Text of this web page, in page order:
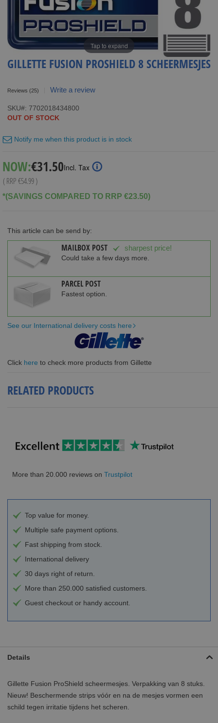
Tap to expand
GILLETTE FUSION PROSHIELD 8 SCHEERMESJES
Reviews (25) Write a review
SKU
7702018434800
OUT OF STOCK
Notify me when this product is in stock
NOW: Special
Price
€31.50Incl. Tax
( RRP€54.99)
*(SAVINGS COMPARED TO RRP €23.50)
This article can be send by:
MAILBOX POST sharpest price!
Could take a few days more.
PARCEL POST
Fastest option.
See our International delivery costs here
Click here to check more products from Gillette
RELATED PRODUCTS
More than 20.000 reviews on Trustpilot
Top value for money.
Multiple safe payment options.
Fast shipping from stock.
International delivery
30 days right of return.
More than 250.000 satisfied customers.
Guest checkout or handy account.
Details
Gillette Fusion ProShield scheermesjes. Verpakking van 8 stuks.
Nieuw! Beschermende strips vóór en na de mesjes vormen een
schild tegen irritatie tijdens het scheren.